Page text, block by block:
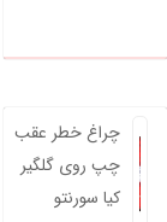
چراغ خطر عقب
چپ روی گلگیر
کیا سورنتو